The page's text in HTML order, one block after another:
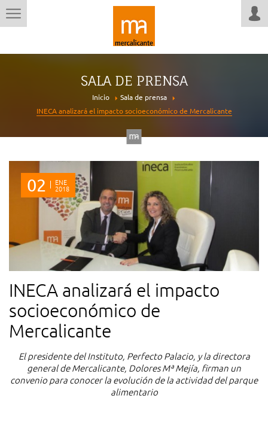
SALA DE PRENSA
Inicio
Sala de prensa
INECA analizará el impacto socioeconómico de Mercalicante
02 ENE
2018
INECA analizará el impacto
socioeconómico de
Mercalicante
El presidente del Instituto, Perfecto Palacio, y la directora
general de Mercalicante, Dolores Mª Mejía, firman un
convenio para conocer la evolución de la actividad del parque
alimentario